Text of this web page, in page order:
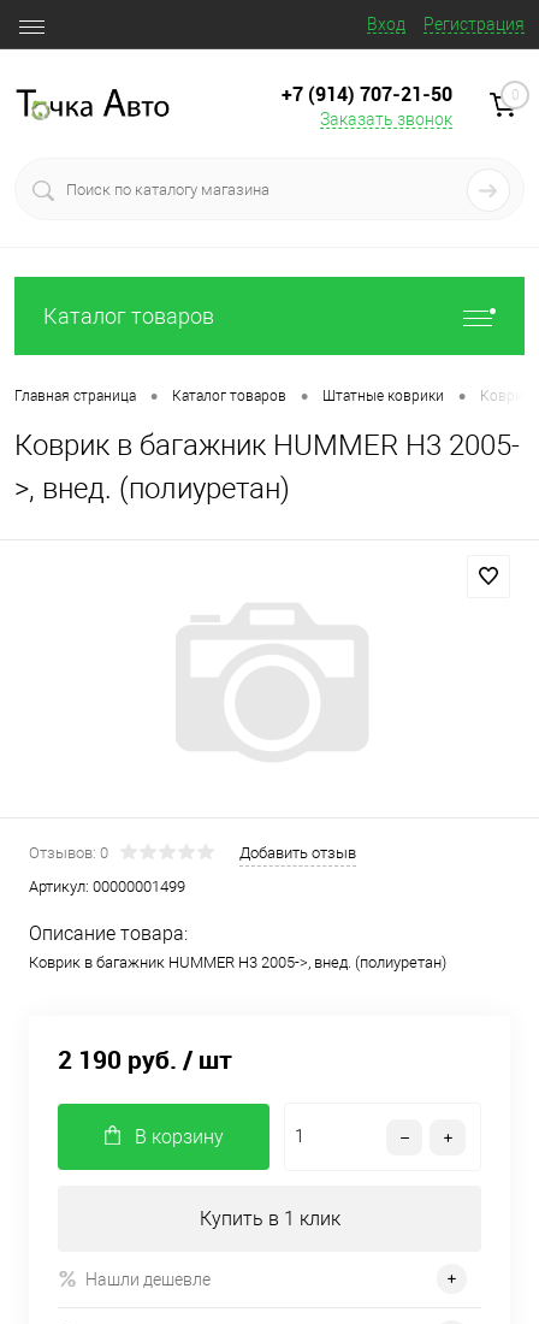
Вход Регистрация
+7 (914) 707‒21‒50
Заказать звонок
0
Каталог товаров
Главная страница • Каталог товаров • Штатные коврики • Коврик
Коврик в багажник HUMMER H3 2005-
>, внед. (полиуретан)
Отзывов: 0
Добавить отзыв
Артикул: 00000001499
Описание товара:
Коврик в багажник HUMMER H3 2005->, внед. (полиуретан)
2 190 руб. / шт
В корзину
Купить в 1 клик
Нашли дешевле